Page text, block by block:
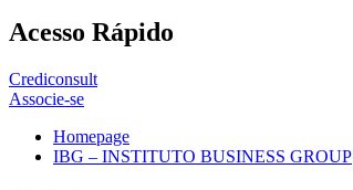
Acesso Rápido
Crediconsult
Associe-se
Homepage
IBG – INSTITUTO BUSINESS GROUP